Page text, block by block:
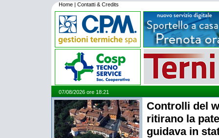
Home | Contatti & Credits
07/08/2026 ore 18:21
Controlli del
ritirano la
guidava in